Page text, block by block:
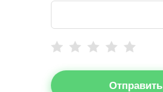
Отправить